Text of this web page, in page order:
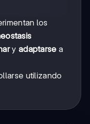
los
y adaptarse a
utilizando